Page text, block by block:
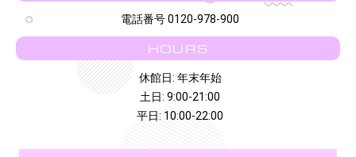
電話番号 0120-978-900
HOURS
休館日: 年末年始
土日: 9:00-21:00
平日: 10:00-22:00